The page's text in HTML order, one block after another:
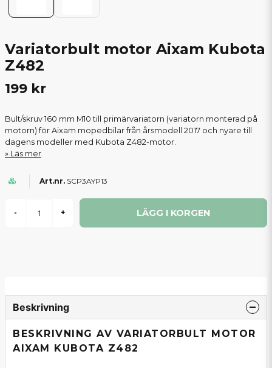
Variatorbult motor Aixam Kubota
Z482
199 kr
Bult/skruv 160 mm M10 till primärvariatorn (variatorn monterad på
motorn) för Aixam mopedbilar från årsmodell 2017 och nyare till
dagens modeller med Kubota Z482-motor.
Läs mer
SCP3AYP13
- + LÄGG I KORGEN
Beskrivning
BESKRIVNING AV VARIATORBULT MOTOR
AIXAM KUBOTA Z482